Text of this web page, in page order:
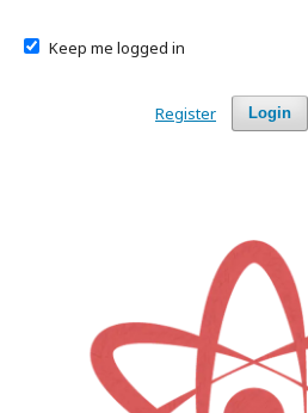
Keep me logged in
Login
Register